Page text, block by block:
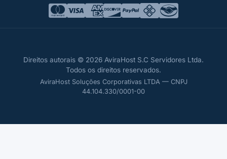
Direitos autorais © 2026 AviraHost S.C Servidores Ltda.
Todos os direitos reservados.
AviraHost Soluções Corporativas LTDA — CNPJ
44.104.330/0001-00